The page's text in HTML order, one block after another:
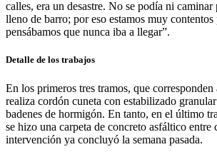
calles, era un desastre. No se podía ni caminar
lleno de barro; por eso estamos muy
pensábamos que nunca iba a llegar”.
Detalle de los trabajos
En los primeros tres tramos, que
realiza cordón cuneta con estabilizado
badenes de hormigón. En tanto, en el último
se hizo una carpeta de concreto asfáltico entre
intervención ya concluyó la semana pasada.